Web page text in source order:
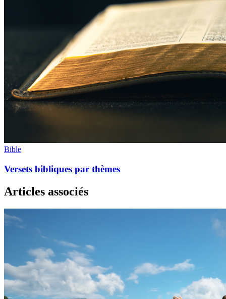
Bible
Versets bibliques par thèmes
Articles associés